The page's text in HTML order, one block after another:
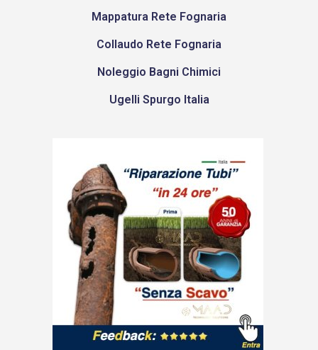
Mappatura Rete Fognaria
Collaudo Rete Fognaria
Noleggio Bagni Chimici
Ugelli Spurgo Italia